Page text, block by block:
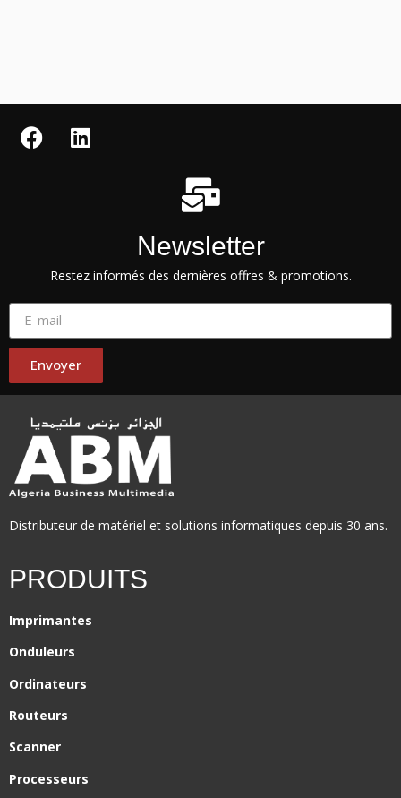
Newsletter
Restez informés des dernières offres & promotions.
Envoyer
Distributeur de matériel et solutions informatiques depuis 30 ans.
PRODUITS
Imprimantes
Onduleurs
Ordinateurs
Routeurs
Scanner
Processeurs